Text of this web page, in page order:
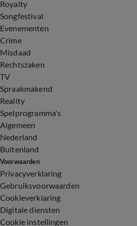
Royalty
Songfestival
Evenementen
Crime
Misdaad
Rechtszaken
TV
Spraakmakend
Reality
Spelprogramma's
Algemeen
Nederland
Buitenland
Voorwaarden
Privacyverklaring
Gebruiksvoorwaarden
Cookieverklaring
Digitale diensten
Cookie instellingen